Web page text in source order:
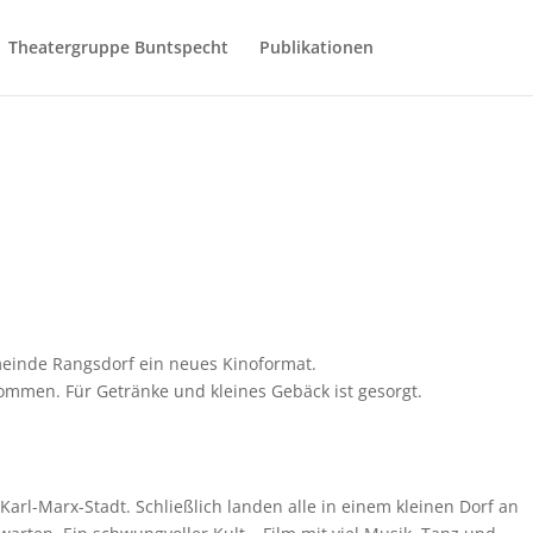
Theatergruppe Buntspecht Publikationen
Rangsdorf ein neues Kinoformat.
Für Getränke und kleines Gebäck ist gesorgt.
Marx-Stadt. Schließlich landen alle in einem kleinen Dorf an